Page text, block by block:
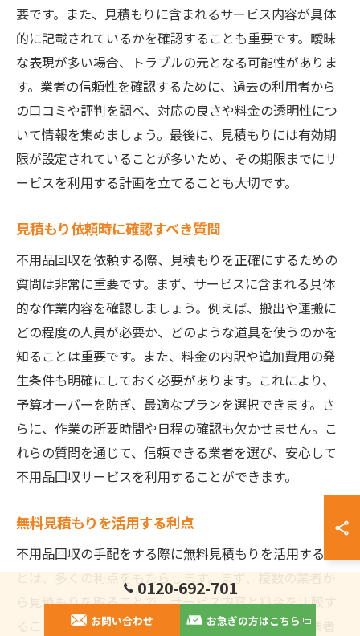
要です。また、見積もりに含まれるサービス内容が具体
的に記載されているかを確認することも重要です。曖昧
な表現が多い場合、トラブルの元となる可能性がありま
す。業者の信頼性を確認するために、過去の利用者から
の口コミや評判を調べ、対応の良さや料金の透明性につ
いて情報を集めましょう。最後に、見積もりには有効期
限が設定されていることが多いため、その期限までにサ
ービスを利用する計画を立てることも大切です。
見積もり依頼時に確認すべき質問
不用品回収を依頼する際、見積もりを正確にするための
質問は非常に重要です。まず、サービスに含まれる具体
的な作業内容を確認しましょう。例えば、搬出や運搬に
どの程度の人員が必要か、どのような道具を使うのかを
知ることは重要です。また、料金の内訳や追加費用の発
生条件も明確にしておく必要があります。これにより、
予算オーバーを防ぎ、最適なプランを選択できます。さ
らに、作業の所要時間や日程の確認も欠かせません。こ
れらの質問を通じて、信頼できる業者を選び、安心して
不用品回収サービスを利用することができます。
無料見積もりを活用する利点
不用品回収の手配をする際に無料見積もりを活用するこ
とは、多くの利点をもたらします。まず、複数の業者か
ら見積もりを取ることで、サービス内容と料金を比較す
ることができます。これにより、費用対効果の高い業者
0120-692-701
お問い合わせ お急ぎの方はこちら